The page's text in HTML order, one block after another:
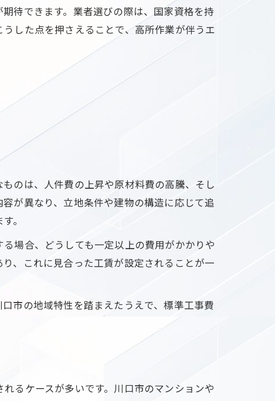
待できます。業者選びの際は、国家資格を持
した点を押さえることで、高所作業が伴うエ
のは、人件費の上昇や原材料費の高騰、そし
が異なり、立地条件や建物の構造に応じて追
。
場合、どうしても一定以上の費用がかかりや
、これに見合った工賃が設定されることが一
市の地域特性を踏まえたうえで、標準工事費
るケースが多いです。川口市のマンションや